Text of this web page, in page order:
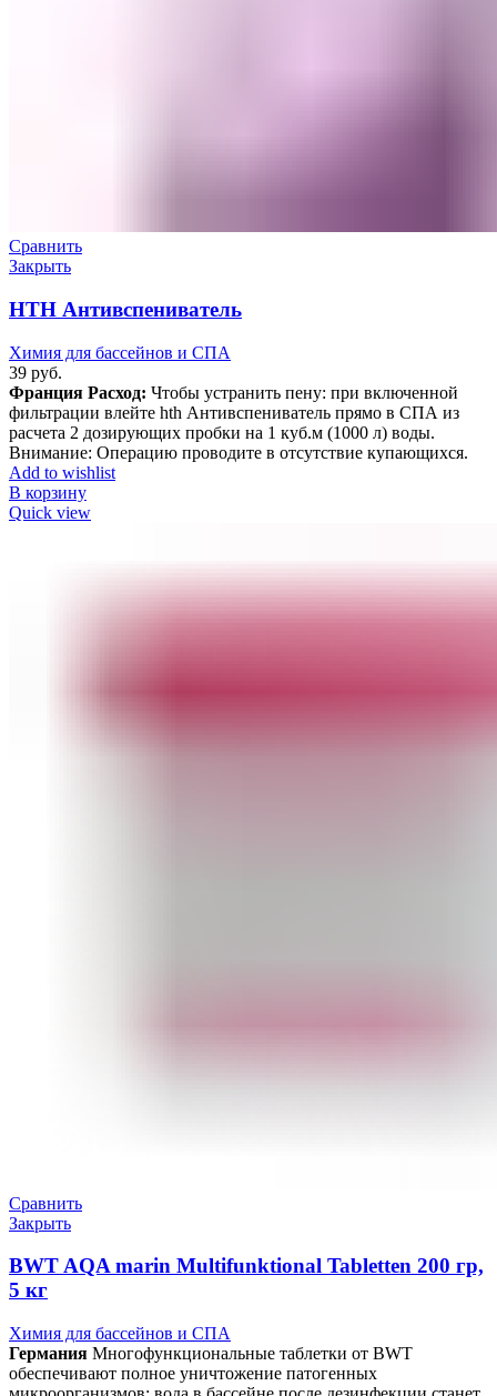
Сравнить
Закрыть
HTH Антивспениватель
Химия для бассейнов и СПА
39 руб.
Франция Расход: Чтобы устранить пену: при включенной
фильтрации влейте hth Антивспениватель прямо в СПА из
расчета 2 дозирующих пробки на 1 куб.м (1000 л) воды.
Внимание: Операцию проводите в отсутствие купающихся.
Add to wishlist
В корзину
Quick view
Сравнить
Закрыть
BWT AQA marin Multifunktional Tabletten 200 гр,
5 кг
Химия для бассейнов и СПА
Германия Многофункциональные таблетки от BWT
обеспечивают полное уничтожение патогенных